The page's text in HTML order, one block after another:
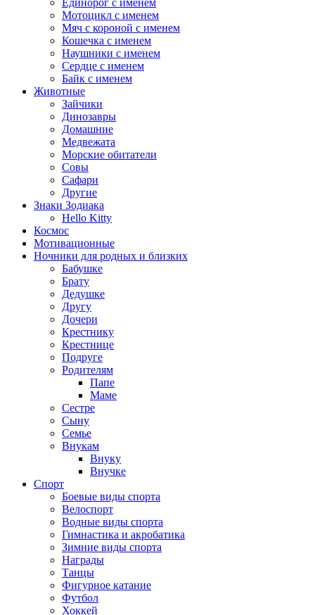
Мотоцикл с именем
Мяч с короной с именем
Кошечка с именем
Наушники с именем
Сердце с именем
Байк с именем
Животные
Зайчики
Динозавры
Домашние
Медвежата
Морские обитатели
Совы
Сафари
Другие
Знаки Зодиака
Hello Kitty
Космос
Мотивационные
Ночники для родных и близких
Бабушке
Брату
Дедушке
Другу
Дочери
Крестнику
Крестнице
Подруге
Родителям
Папе
Маме
Сестре
Сыну
Семье
Внукам
Внуку
Внучке
Спорт
Боевые виды спорта
Велоспорт
Водные виды спорта
Гимнастика и акробатика
Зимние виды спорта
Награды
Танцы
Фигурное катание
Футбол
Хоккей